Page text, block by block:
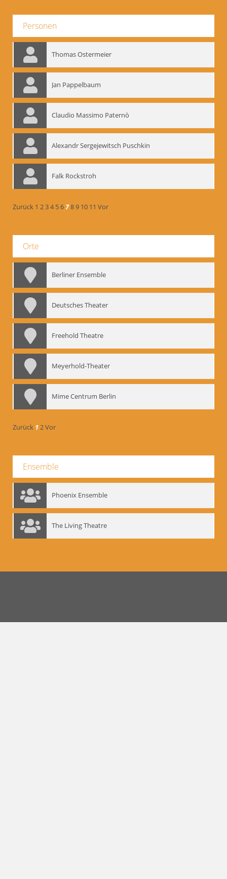
Personen
Thomas Ostermeier
Jan Pappelbaum
Claudio Massimo Paternò
Alexandr Sergejewitsch Puschkin
Falk Rockstroh
Zurück 1 234 56789 10 11 Vor
Orte
Berliner Ensemble
Deutsches Theater
Freehold Theatre
Meyerhold-Theater
Mime Centrum Berlin
Zurück 12Vor
Ensemble
Phoenix Ensemble
The Living Theatre